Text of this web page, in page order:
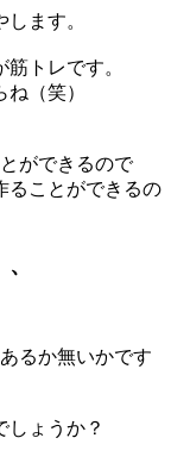
ます。
トレです。
（笑）
ができるので
ることができるの
るか無いかです
しょうか？